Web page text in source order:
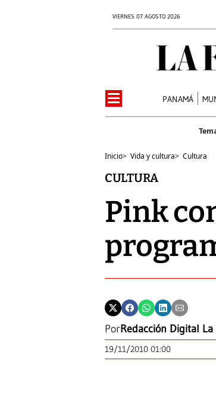
VIERNES 07 AGOSTO 2026
PANAMÁ
Inicio> Vida y cultura> Cultura
CULTURA
Pink
PorRedacción Digital
19/11/2010 01:00